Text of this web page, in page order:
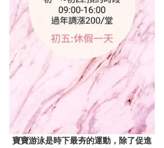
寶寶游泳是時下最夯的運動，除了促進